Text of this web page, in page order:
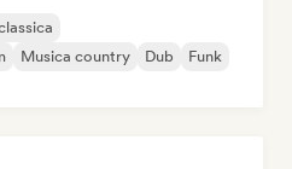
Musica country Dub
Funk